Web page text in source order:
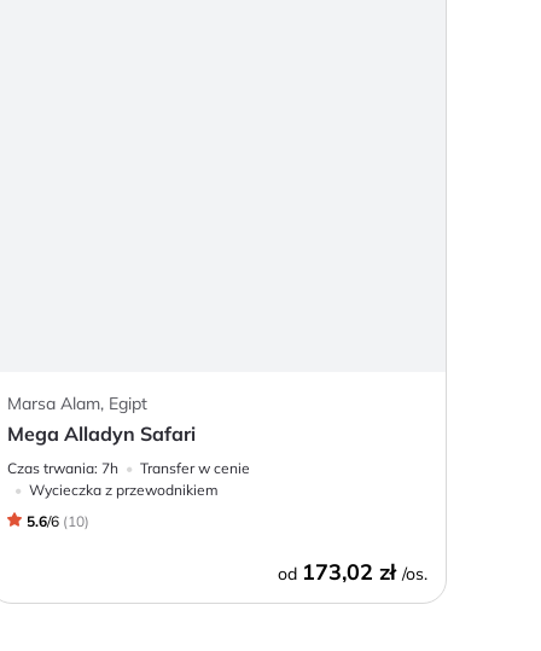
Marsa Alam, Egipt
Mega Alladyn Safari
Czas trwania: 7h
Transfer w cenie
Wycieczka z przewodnikiem
5.6/6 (10)
od 173,02 zł /os.